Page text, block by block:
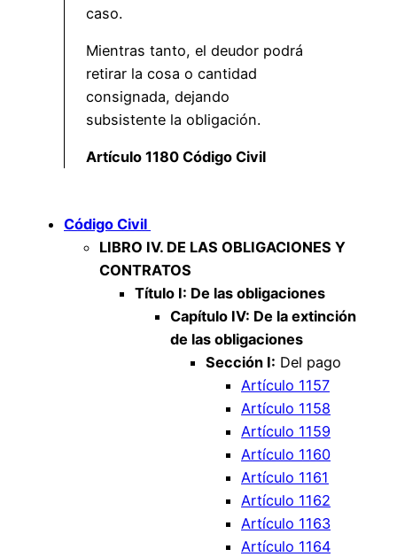
caso.
Mientras tanto, el deudor podrá
retirar la cosa o cantidad
consignada, dejando
subsistente la obligación.
Artículo 1180 Código Civil
Código Civil
LIBRO IV. DE LAS OBLIGACIONES Y
CONTRATOS
Título I: De las obligaciones
Capítulo IV: De la extinción
de las obligaciones
Sección I: Del pago
Artículo 1157
Artículo 1158
Artículo 1159
Artículo 1160
Artículo 1161
Artículo 1162
Artículo 1163
Artículo 1164